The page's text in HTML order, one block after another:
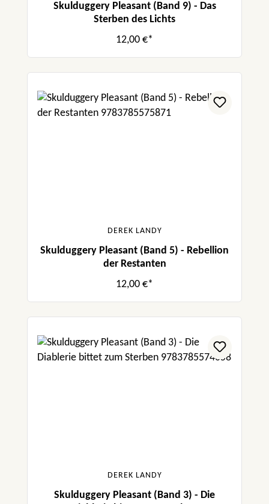
Skulduggery Pleasant (Band 9) - Das
Sterben des Lichts
12,00 €*
DEREK LANDY
Skulduggery Pleasant (Band 5) - Rebellion
der Restanten
12,00 €*
DEREK LANDY
Skulduggery Pleasant (Band 3) - Die